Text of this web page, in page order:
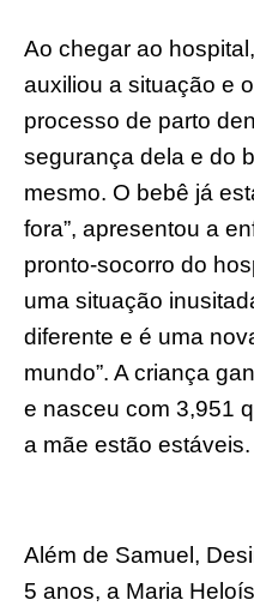
Ao chegar ao
auxiliou a situação e
processo de parto
segurança dela e do
mesmo. O bebê já
fora”, apresentou a
pronto-socorro do
uma situação
diferente e é uma
mundo”. A criança
e nasceu com 3,951
a mãe estão estáveis.
Além de Samuel,
5 anos, a Maria